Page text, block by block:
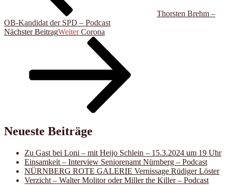
Thorsten Brehm –
OB-Kandidat der SPD – Podcast
Nächster BeitragWeiter Corona
Neueste Beiträge
Zu Gast bei Loni – mit Heijo Schlein – 15.3.2024 um 19 Uhr
Einsamkeit – Interview Seniorenamt Nürnberg – Podcast
NÜRNBERG ROTE GALERIE Vernissage Rüdiger Löster
Verzicht – Walter Molitor oder Miller the Killer – Podcast